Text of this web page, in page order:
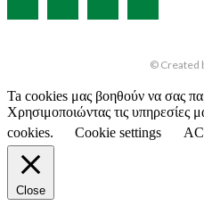
© Created
Ta cookies μας βοηθούν να σας
Χρησιμοποιώντας τις υπηρεσίες
cookies.
Cookie settings
Close